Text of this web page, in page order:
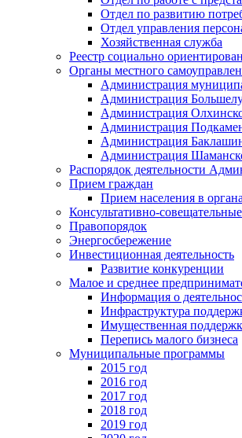
Отдел по развитию
Отдел управления
Хозяйственная служба
Реестр социально
Органы местного
Администрация
Администрация
Администрация
Администрация
Администрация
Администрация
Распорядок деятельности
Прием граждан
Прием населения в
Консультативно-
Правопорядок
Энергосбережение
Инвестиционная деятельность
Развитие конкуренции
Малое и среднее
Информация о
Инфраструктура
Имущественная
Перепись малого бизнеса
Муниципальные программы
2015 год
2016 год
2017 год
2018 год
2019 год